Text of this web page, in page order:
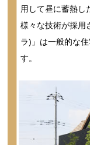
用して昼に蓄熱し
様々な技術が採用
ラ)」は一般的な
す。